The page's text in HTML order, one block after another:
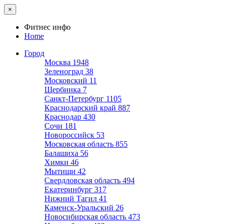
×
Фитнес инфо
Home
Город
Москва 1948
Зеленоград 38
Московский 11
Щербинка 7
Санкт-Петербург 1105
Краснодарский край 887
Краснодар 430
Сочи 181
Новороссийск 53
Московская область 855
Балашиха 56
Химки 46
Мытищи 42
Свердловская область 494
Екатеринбург 317
Нижний Тагил 41
Каменск-Уральский 26
Новосибирская область 473